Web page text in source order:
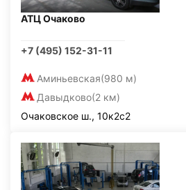
АТЦ Очаково
+7 (495) 152-31-11
Аминьевская(980 м)
Давыдково(2 км)
Очаковское ш., 10к2с2